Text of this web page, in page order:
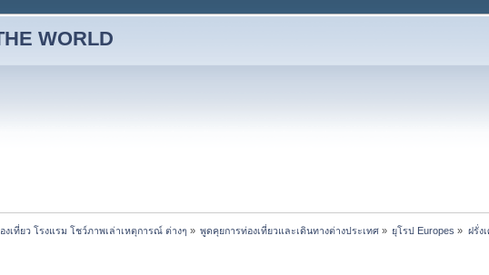
WORLD
งเที่ยว โรงแรม โชว์ภาพเล่าเหตุการณ์ ต่างๆ » พูดคุยการท่องเที่ยวและเดินทางต่างประเทศ » ยุโรป Europes » ฝรั่ง